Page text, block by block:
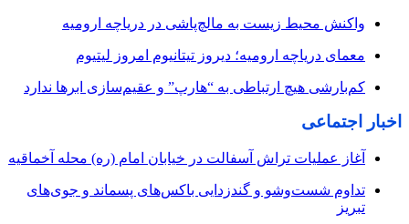
واکنش محیط زیست به مالچ‌پاشی در دریاچه ارومیه
معمای دریاچه ارومیه؛ دیروز تیتانیوم امروز لیتیوم
کم‌بارشی هیچ ارتباطی به “هارپ” و عقیم‌سازی ابرها ندارد
اخبار اجتماعی
آغاز عملیات تراش آسفالت در خیابان امام (ره) محله آخماقیه
تداوم شست‌وشو و گندزدایی باکس‌های پسماند و جوی‌های
تبریز